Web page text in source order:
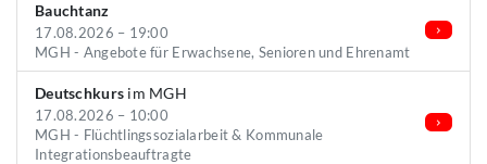
Bauchtanz
17.08.2026 – 19:00
MGH - Angebote für Erwachsene, Senioren und Ehrenamt
Deutschkurs im MGH
17.08.2026 – 10:00
MGH - Flüchtlingssozialarbeit & Kommunale
Integrationsbeauftragte